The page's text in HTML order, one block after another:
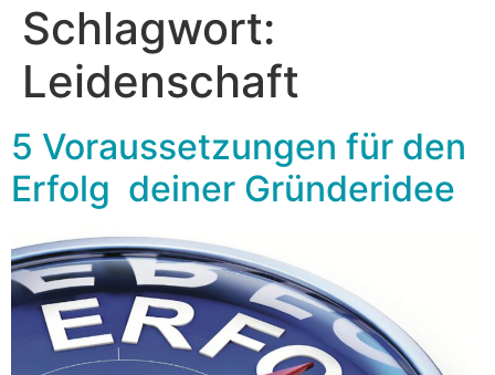
Schlagwort:
Leidenschaft
5 Voraussetzungen für den
Erfolg deiner Gründeridee